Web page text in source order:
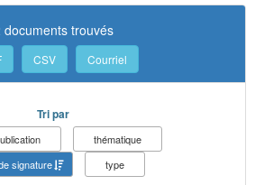
documents trouvés
CSV Courriel
Tri par
thématique
signature
type